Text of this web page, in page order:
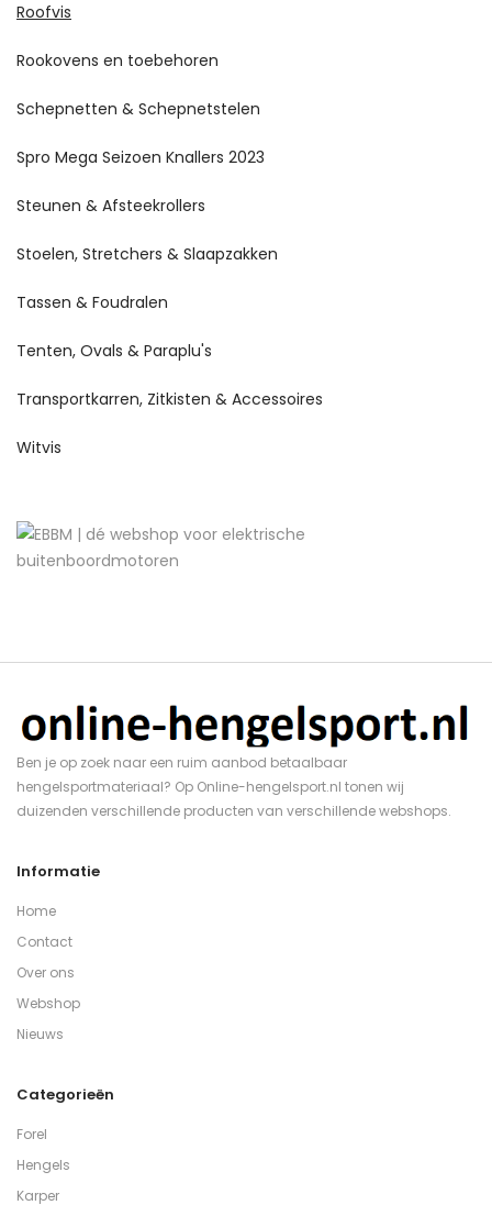
Roofvis
Rookovens en toebehoren
Schepnetten & Schepnetstelen
Spro Mega Seizoen Knallers 2023
Steunen & Afsteekrollers
Stoelen, Stretchers & Slaapzakken
Tassen & Foudralen
Tenten, Ovals & Paraplu's
Transportkarren, Zitkisten & Accessoires
Witvis
Ben je op zoek naar een ruim aanbod betaalbaar
hengelsportmateriaal? Op Online-hengelsport.nl tonen wij
duizenden verschillende producten van verschillende webshops.
Informatie
Home
Contact
Over ons
Webshop
Nieuws
Categorieën
Forel
Hengels
Karper